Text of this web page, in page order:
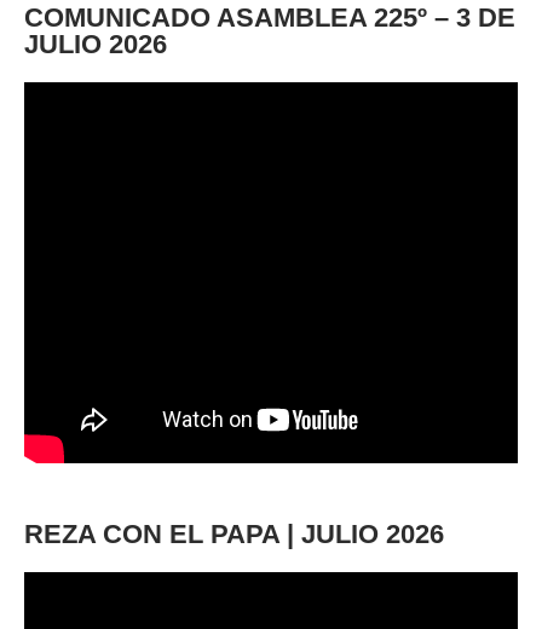
COMUNICADO ASAMBLEA 225º – 3 DE
JULIO 2026
REZA CON EL PAPA | JULIO 2026